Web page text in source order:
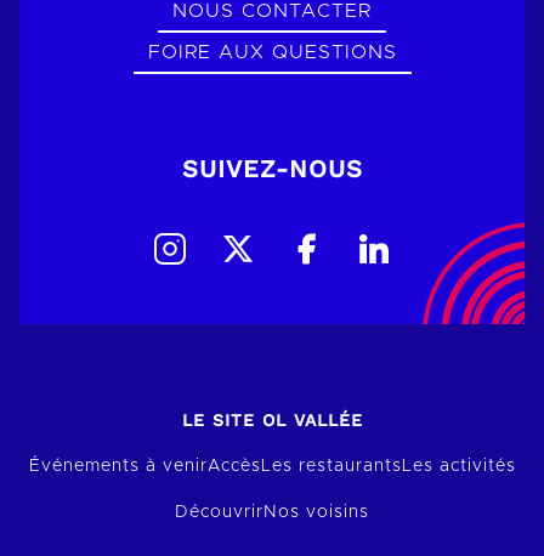
NOUS CONTACTER
FOIRE AUX QUESTIONS
SUIVEZ-NOUS
LE SITE OL VALLÉE
Événements à venirAccèsLes restaurantsLes activités
Découvrir Nos voisins